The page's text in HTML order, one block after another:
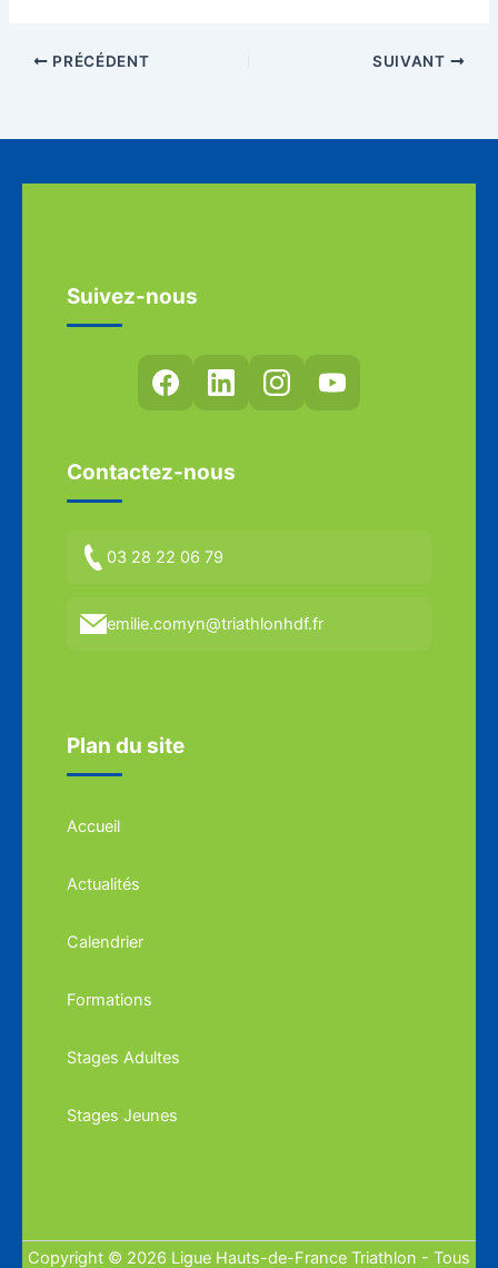
PRÉCÉDENT SUIVANT
Suivez-nous
Contactez-nous
03 28 22 06 79
emilie.comyn@triathlonhdf.fr
Plan du site
Accueil
Actualités
Calendrier
Formations
Stages Adultes
Stages Jeunes
Copyright © 2026 Ligue Hauts-de-France Triathlon - Tous